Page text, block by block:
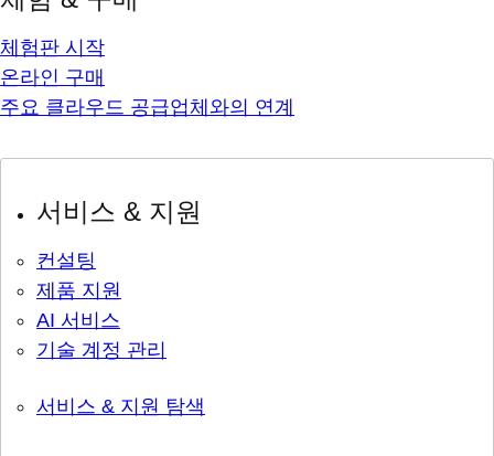
체험판 시작
온라인 구매
주요 클라우드 공급업체와의 연계
서비스 & 지원
컨설팅
제품 지원
AI 서비스
기술 계정 관리
서비스 & 지원 탐색